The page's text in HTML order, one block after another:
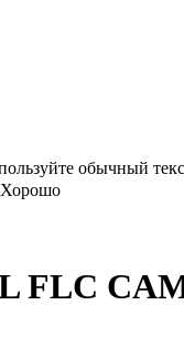
обычный
Хорошо
FLC